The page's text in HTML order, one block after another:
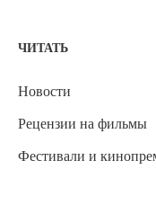
ЧИТАТЬ
Новости
Рецензии на фильмы
Фестивали и